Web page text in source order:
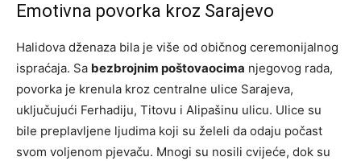
Emotivna povorka kroz Sarajevo
Halidova dženaza bila je više od običnog ceremonijalnog
ispraćaja. Sa bezbrojnim poštovaocima njegovog rada,
povorka je krenula kroz centralne ulice Sarajeva,
uključujući Ferhadiju, Titovu i Alipašinu ulicu. Ulice su
bile preplavljene ljudima koji su želeli da odaju počast
svom voljenom pjevaču. Mnogi su nosili cvijeće, dok su